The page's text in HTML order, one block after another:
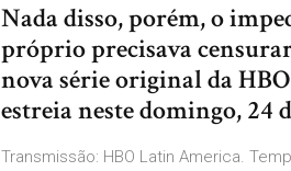
Nada disso, porém, o
próprio precisava
nova série original da
estreia neste domingo, 24
Transmissão: HBO Latin America.